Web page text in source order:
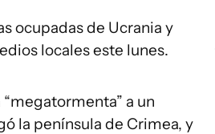
ocupadas de Ucrania y
locales este lunes.
a un
la península de Crimea, y